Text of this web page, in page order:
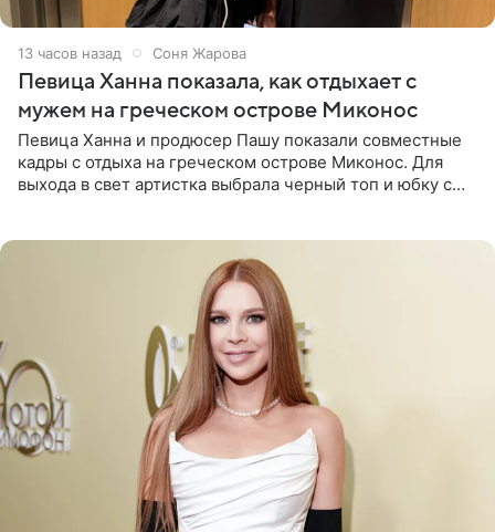
13 часов назад Соня Жарова
Певица Ханна показала, как отдыхает с
мужем на греческом острове Миконос
Певица Ханна и продюсер Пашу показали совместные
кадры с отдыха на греческом острове Миконос. Для
выхода в свет артистка выбрала черный топ и юбку с